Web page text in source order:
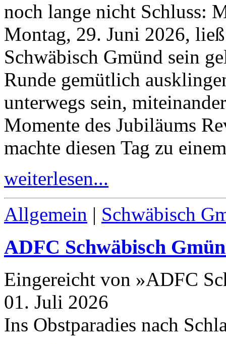
noch lange nicht Schluss:
Montag, 29. Juni 2026,
Schwäbisch Gmünd sein
Runde gemütlich
unterwegs sein,
Momente des Jubiläums
machte diesen Tag zu
weiterlesen...
Allgemein | Schwäbisch
ADFC Schwäbisch
Eingereicht von »ADFC
01. Juli 2026
Ins Obstparadies nach